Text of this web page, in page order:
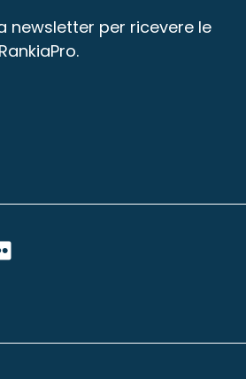
newsletter per ricevere le